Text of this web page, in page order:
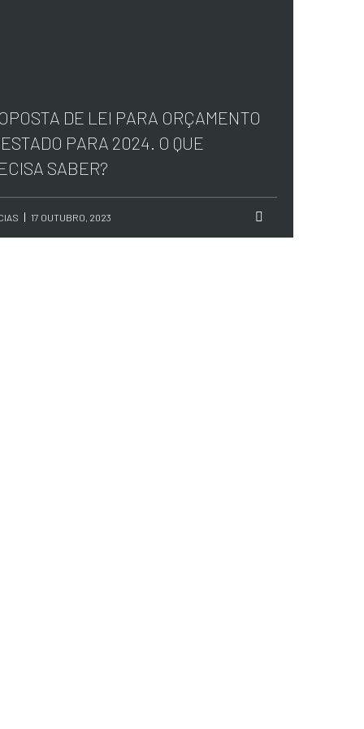
DE LEI PARA ORÇAMENTO
PARA 2024. O QUE
SABER?
17 OUTUBRO, 2023